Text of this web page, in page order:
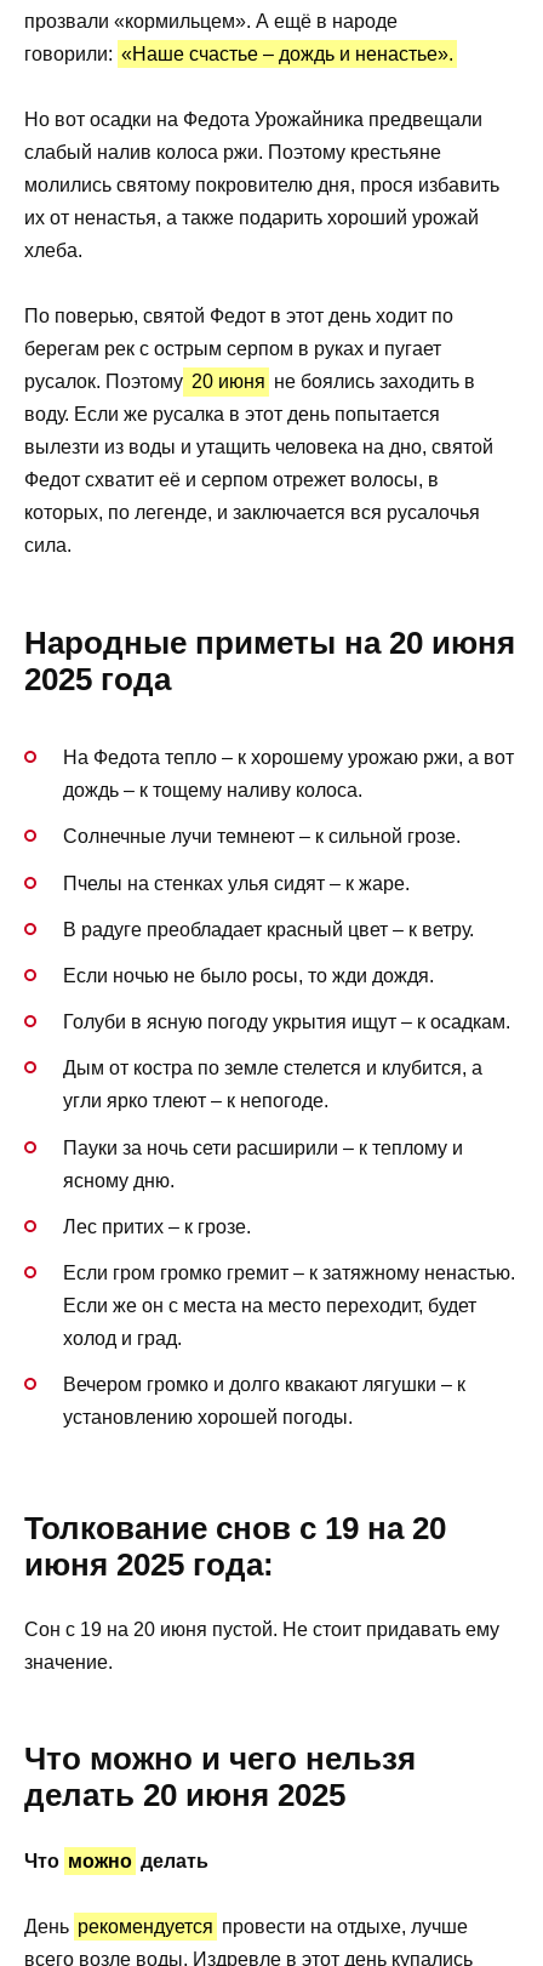
прозвали «кормильцем». А ещё в народе
говорили: «Наше счастье – дождь и ненастье».
Но вот осадки на Федота Урожайника предвещали
слабый налив колоса ржи. Поэтому крестьяне
молились святому покровителю дня, прося избавить
их от ненастья, а также подарить хороший урожай
хлеба.
По поверью, святой Федот в этот день ходит по
берегам рек с острым серпом в руках и пугает
русалок. Поэтому 20 июня не боялись заходить в
воду. Если же русалка в этот день попытается
вылезти из воды и утащить человека на дно, святой
Федот схватит её и серпом отрежет волосы, в
которых, по легенде, и заключается вся русалочья
сила.
Народные приметы на 20 июня
2025 года
На Федота тепло – к хорошему урожаю ржи, а вот
дождь – к тощему наливу колоса.
Солнечные лучи темнеют – к сильной грозе.
Пчелы на стенках улья сидят – к жаре.
В радуге преобладает красный цвет – к ветру.
Если ночью не было росы, то жди дождя.
Голуби в ясную погоду укрытия ищут – к осадкам.
Дым от костра по земле стелется и клубится, а
угли ярко тлеют – к непогоде.
Пауки за ночь сети расширили – к теплому и
ясному дню.
Лес притих – к грозе.
Если гром громко гремит – к затяжному ненастью.
Если же он с места на место переходит, будет
холод и град.
Вечером громко и долго квакают лягушки – к
установлению хорошей погоды.
Толкование снов с 19 на 20
июня 2025 года:
Сон с 19 на 20 июня пустой. Не стоит придавать ему
значение.
Что можно и чего нельзя
делать 20 июня 2025
Что можно делать
День рекомендуется провести на отдыхе, лучше
всего возле воды. Издревле в этот день купались